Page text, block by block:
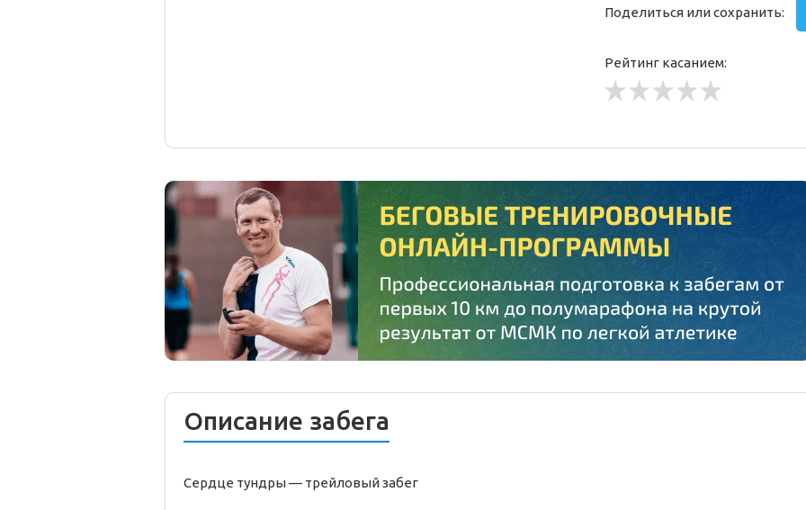
Поделиться или сохранить:
Рейтинг касанием:
Описание забега
Сердце тундры — трейловыйзабег